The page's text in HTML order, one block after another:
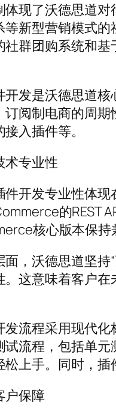
体现了沃德思道
等新型营销模式
社群团购系统和
开发是沃德思道
订阅制电商的周
入插件等。
术专业性
件开发专业性体
的REST
核心版本保持
面，沃德思道坚
。这意味着客户
发流程采用现代
试流程，包括单
上手。同时，插
户保障